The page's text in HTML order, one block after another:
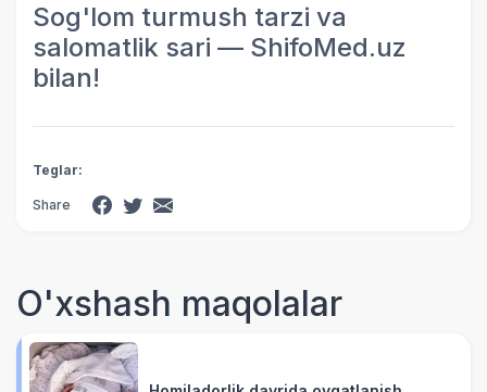
Sog'lom turmush tarzi va
salomatlik sari — ShifoMed.uz
bilan!
Teglar:
Share
O'xshash maqolalar